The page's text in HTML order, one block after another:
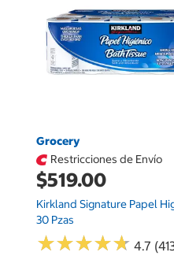
Grocery
Restricciones de Envío
$519.00
Kirkland Signature Papel
30 Pzas
★★★★★
★★★★★ 4.7